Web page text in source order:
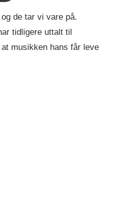
de tar vi vare på.
tidligere uttalt til
musikken hans får leve